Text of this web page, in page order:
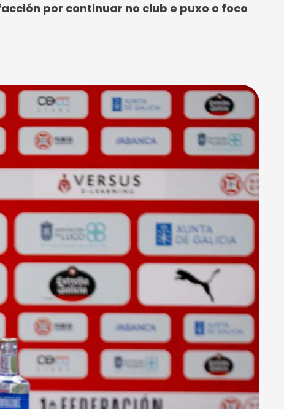
por continuar no club e puxo o foco